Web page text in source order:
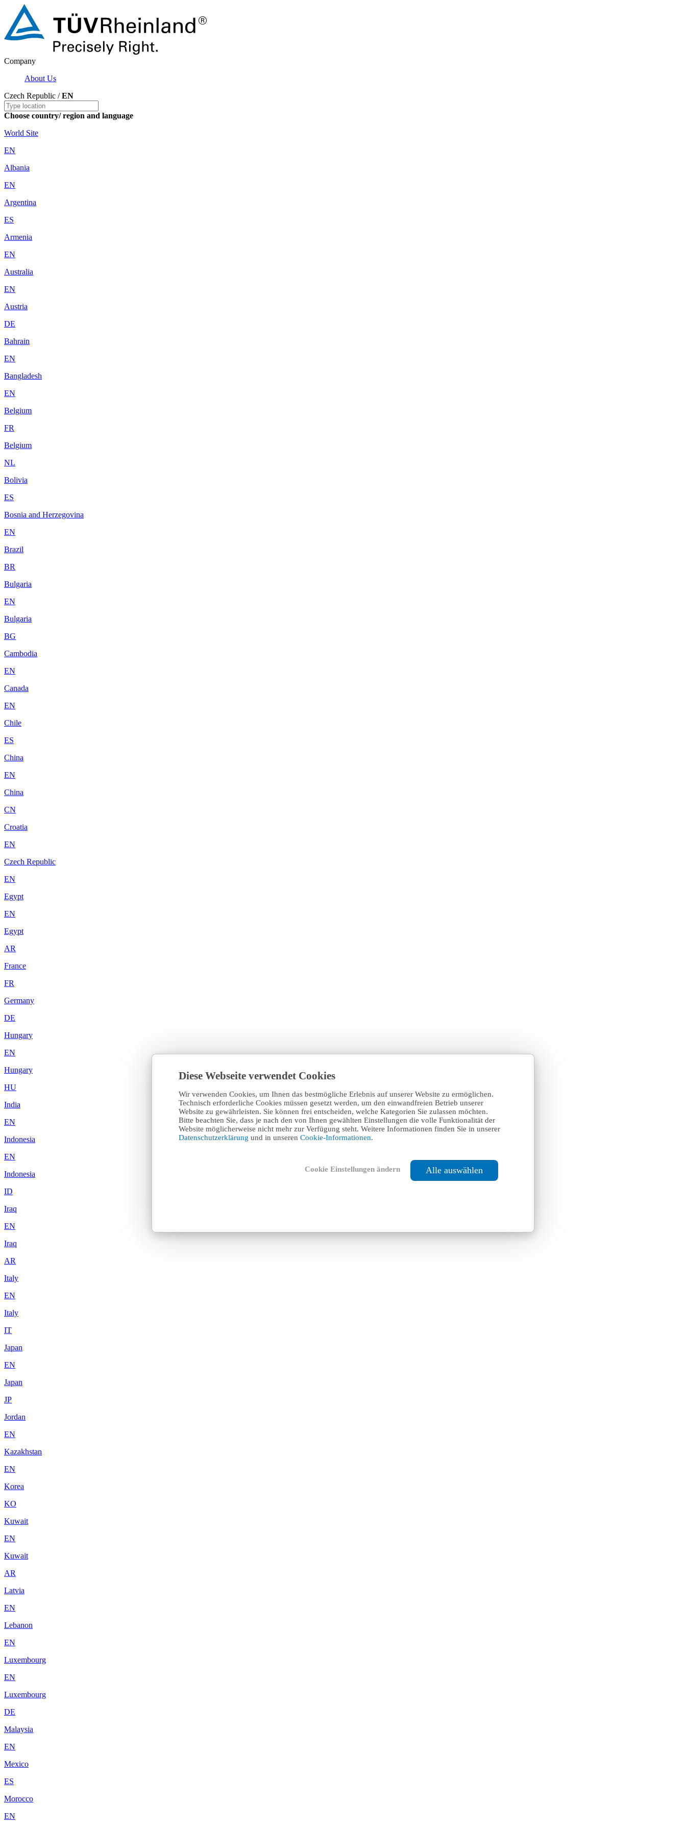
Diese Webseite verwendet Cookies
Wir verwenden Cookies, um Ihnen das bestmögliche Erlebnis auf unserer Website zu ermöglichen.
Technisch erforderliche Cookies müssen gesetzt werden, um den einwandfreien Betrieb unserer
Website zu gewährleisten. Sie können frei entscheiden, welche Kategorien Sie zulassen möchten.
Bitte beachten Sie, dass je nach den von Ihnen gewählten Einstellungen die volle Funktionalität der
Website möglicherweise nicht mehr zur Verfügung steht. Weitere Informationen finden Sie in unserer
Datenschutzerklärung und in unseren Cookie-Informationen.
Cookie Einstellungen ändern Alle auswählen
Company
About Us
Czech Republic /EN
Choose country/ region and language
World Site
EN
Albania
EN
Argentina
ES
Armenia
EN
Australia
EN
Austria
DE
Bahrain
EN
Bangladesh
EN
Belgium
FR
Belgium
NL
Bolivia
ES
Bosnia and Herzegovina
EN
Brazil
BR
Bulgaria
EN
Bulgaria
BG
Cambodia
EN
Canada
EN
Chile
ES
China
EN
China
CN
Croatia
EN
Czech Republic
EN
Egypt
EN
Egypt
AR
France
FR
Germany
DE
Hungary
EN
Hungary
HU
India
EN
Indonesia
EN
Indonesia
ID
Iraq
EN
Iraq
AR
Italy
EN
Italy
IT
Japan
EN
Japan
JP
Jordan
EN
Kazakhstan
EN
Korea
KO
Kuwait
EN
Kuwait
AR
Latvia
EN
Lebanon
EN
Luxembourg
EN
Luxembourg
DE
Malaysia
EN
Mexico
ES
Morocco
EN